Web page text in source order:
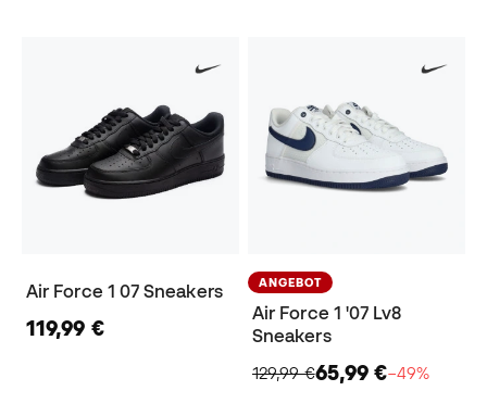
Air Force 1 07 Sneakers
119,99 €
ANGEBOT
Air Force 1 '07 Lv8
Sneakers
129,99 €65,99 €−49%